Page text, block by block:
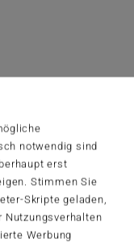
notwendig sind
erst
Stimmen Sie
Skripte geladen,
Nutzungsverhalten
Werbung